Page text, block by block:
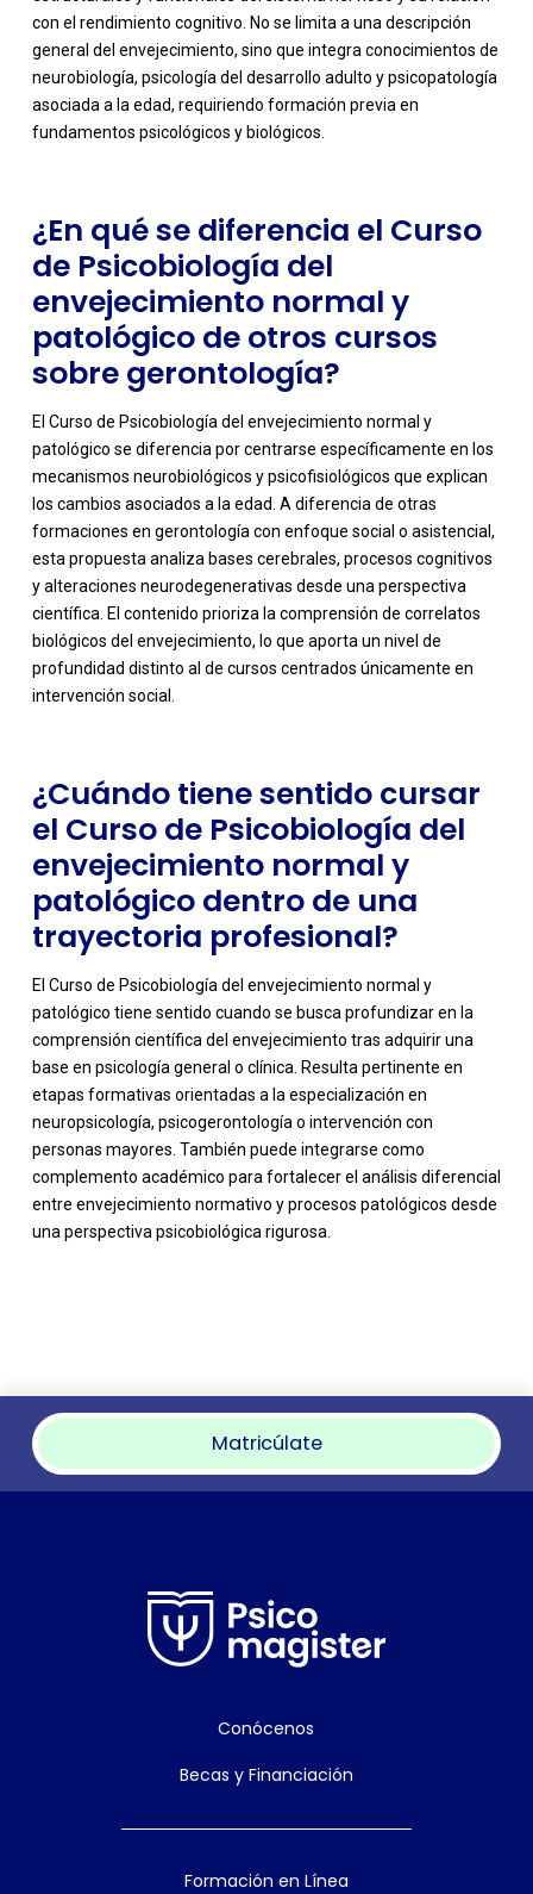
con el rendimiento cognitivo. No se limita a una descripción
general del envejecimiento, sino que integra conocimientos de
neurobiología, psicología del desarrollo adulto y psicopatología
asociada a la edad, requiriendo formación previa en
fundamentos psicológicos y biológicos.
-
¿En qué se diferencia el Curso
de Psicobiología del
envejecimiento normal y
patológico de otros cursos
sobre gerontología?
El Curso de Psicobiología del envejecimiento normal y
patológico se diferencia por centrarse específicamente en los
mecanismos neurobiológicos y psicofisiológicos que explican
los cambios asociados a la edad. A diferencia de otras
formaciones en gerontología con enfoque social o asistencial,
esta propuesta analiza bases cerebrales, procesos cognitivos
y alteraciones neurodegenerativas desde una perspectiva
científica. El contenido prioriza la comprensión de correlatos
biológicos del envejecimiento, lo que aporta un nivel de
profundidad distinto al de cursos centrados únicamente en
intervención social.
-
¿Cuándo tiene sentido cursar
el Curso de Psicobiología del
envejecimiento normal y
patológico dentro de una
trayectoria profesional?
El Curso de Psicobiología del envejecimiento normal y
patológico tiene sentido cuando se busca profundizar en la
comprensión científica del envejecimiento tras adquirir una
base en psicología general o clínica. Resulta pertinente en
etapas formativas orientadas a la especialización en
neuropsicología, psicogerontología o intervención con
personas mayores. También puede integrarse como
complemento académico para fortalecer el análisis diferencial
entre envejecimiento normativo y procesos patológicos desde
una perspectiva psicobiológica rigurosa.
Matricúlate
Conócenos
Becas y Financiación
Formación en Línea